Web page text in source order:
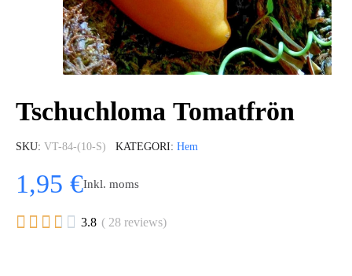
Tschuchloma Tomatfrön
SKU VT-84-(10-S) KATEGORI Hem
1,95 €Inkl. moms
     3.8 ( 28 reviews)